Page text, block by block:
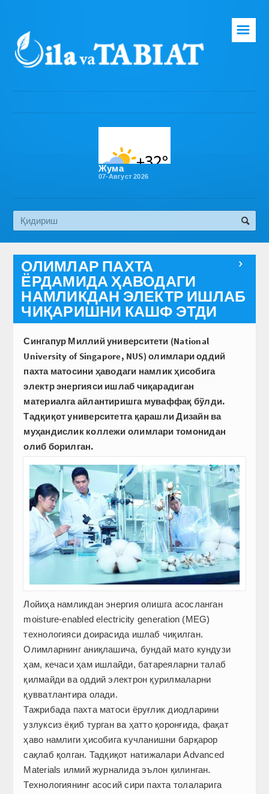
Бош саҳифа
Эко медиа
☰
Жума
07-Август 2026

ОЛИМЛАР ПАХТА
ЁРДАМИДА ҲАВОДАГИ
НАМЛИКДАН ЭЛЕКТР ИШЛАБ
ЧИҚАРИШНИ КАШФ ЭТДИ
Сингапур Миллий университети (National
University of Singapore, NUS) олимлари оддий
пахта матосини ҳаводаги намлик ҳисобига
электр энергияси ишлаб чиқарадиган
материалга айлантиришга муваффақ бўлди.
Тадқиқот университетга қарашли Дизайн ва
муҳандислик коллежи олимлари томонидан
олиб борилган.
Лойиҳа намликдан энергия олишга асосланган
moisture-enabled electricity generation (MEG)
технологияси доирасида ишлаб чиқилган.
Олимларнинг аниқлашича, бундай мато кундузи
ҳам, кечаси ҳам ишлайди, батареяларни талаб
қилмайди ва оддий электрон қурилмаларни
қувватлантира олади.
Тажрибада пахта матоси ёруғлик диодларини
узлуксиз ёқиб турган ва ҳатто қоронғида, фақат
ҳаво намлиги ҳисобига кучланишни барқарор
сақлаб қолган. Тадқиқот натижалари Advanced
Маterials илмий журналида эълон қилинган.
Технологиянинг асосий сири пахта толаларига